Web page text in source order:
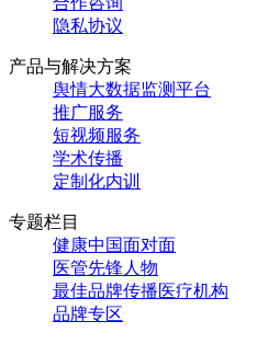
隐私协议
产品与解决方案
舆情大数据监测平台
推广服务
短视频服务
学术传播
定制化内训
专题栏目
健康中国面对面
医管先锋人物
最佳品牌传播医疗机构
品牌专区